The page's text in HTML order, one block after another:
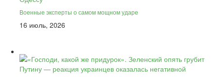
Военные эксперты о самом мощном ударе
16 июль, 2026